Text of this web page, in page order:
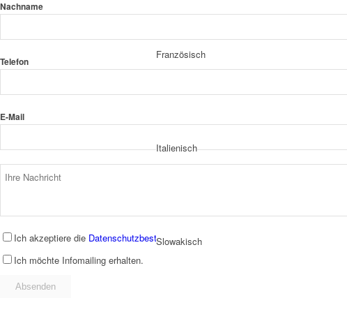
Französisch
Italienisch
Slowakisch
Nachname
Telefon
E-Mail
Ich akzeptiere die Datenschutzbestimmungen.
Ich möchte Infomailing erhalten.